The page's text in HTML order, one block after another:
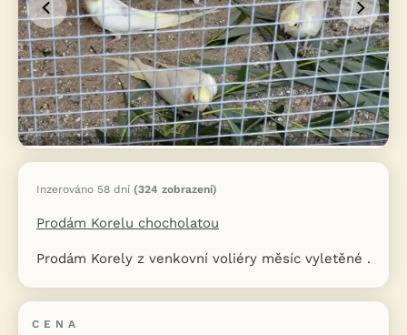
Inzerováno 58 dní (324 zobrazení)
Prodám Korelu chocholatou
Prodám Korely z venkovní voliéry měsíc vyletěné .
CENA